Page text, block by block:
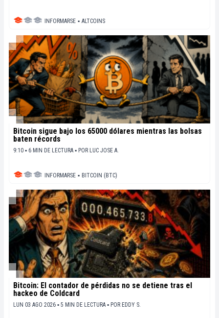
INFORMARSE ▪ ALTCOINS
Bitcoin sigue bajo los 65000 dólares mientras las bolsas
baten récords
9:10 ▪ 6 MIN DE LECTURA ▪ POR LUC JOSE A.
INFORMARSE ▪ BITCOIN (BTC)
Bitcoin: El contador de pérdidas no se detiene tras el
hackeo de Coldcard
LUN 03 AGO 2026 ▪ 5 MIN DE LECTURA ▪ POR EDDY S.